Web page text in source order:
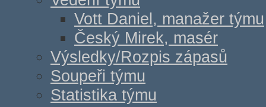
Vott Daniel, manažer týmu
Český Mirek, masér
Výsledky/Rozpis zápasů
Soupeři týmu
Statistika týmu